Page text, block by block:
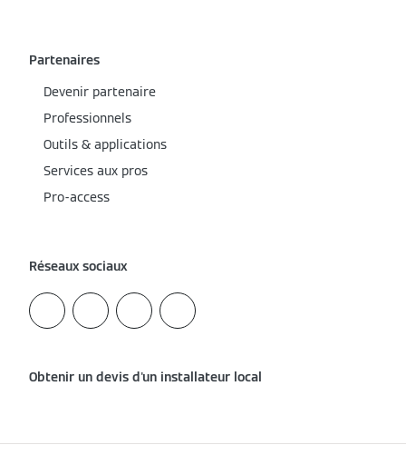
Partenaires
Devenir partenaire
Professionnels
Outils & applications
Services aux pros
Pro-access
Réseaux sociaux
Obtenir un devis d'un installateur local